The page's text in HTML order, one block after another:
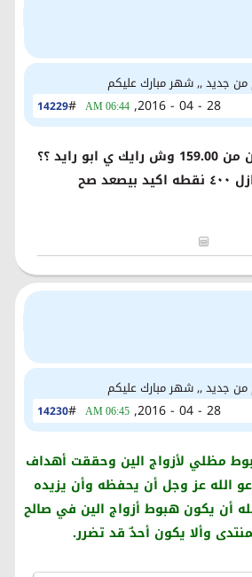
من جديد ,, شهر مبارك عليكم
14229# 28 - 04 - 2016,
06:44 AM
اخذت شراء المجنون من 159.00 وش رايك ي ابو رايد ؟؟
صح
من جديد ,, شهر مبارك عليكم
14230# 28 - 04 - 2016,
06:45 AM
مظلي لأزواج الين وحققت أهداف
الله عز وجل أن يحفظه وأن يزيده
أن يكون هبوط أزواج الين في صالح
وألا يكون أحدٌ قد تضرر.